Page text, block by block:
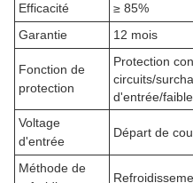
Efficacité
≥ 85%
Garantie
12 mois
Fonction de
protection
Protection
circuits/
d'entrée/
Voltage
d'entrée
Départ de
Méthode de